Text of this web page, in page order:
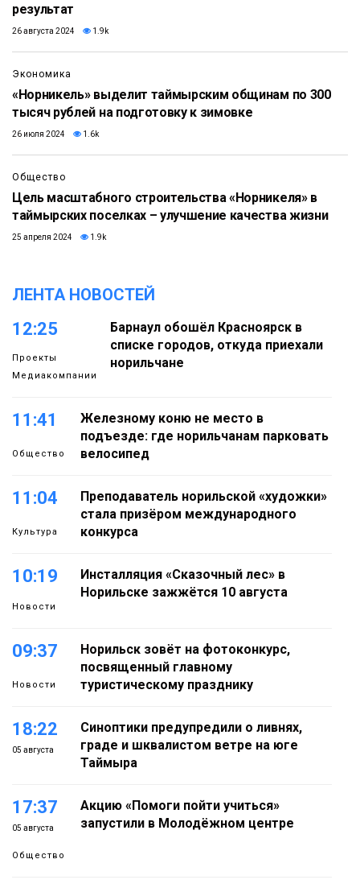
результат
26 августа 2024 1.9k
Экономика
«Норникель» выделит таймырским общинам по 300
тысяч рублей на подготовку к зимовке
26 июля 2024 1.6k
Общество
Цель масштабного строительства «Норникеля» в
таймырских поселках – улучшение качества жизни
25 апреля 2024 1.9k
ЛЕНТА НОВОСТЕЙ
12:25
Проекты
Медиакомпании
Барнаул обошёл Красноярск в
списке городов, откуда приехали
норильчане
11:41
Общество
Железному коню не место в
подъезде: где норильчанам парковать
велосипед
11:04
Культура
Преподаватель норильской «художки»
стала призёром международного
конкурса
10:19
Новости
Инсталляция «Сказочный лес» в
Норильске зажжётся 10 августа
09:37
Новости
Норильск зовёт на фотоконкурс,
посвященный главному
туристическому празднику
18:22
05 августа
Синоптики предупредили о ливнях,
граде и шквалистом ветре на юге
Таймыра
17:37
05 августа
Общество
Акцию «Помоги пойти учиться»
запустили в Молодёжном центре